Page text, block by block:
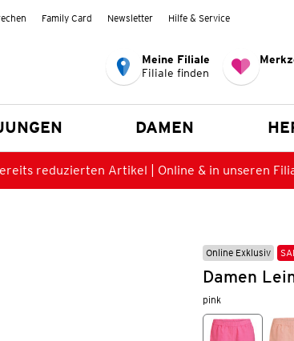
Family Card Newsletter Hilfe & Service
Meine Filiale
Filiale finden
DAMEN
reduzierten Artikel | Online & in unseren
Online Exklusiv
Damen
pink